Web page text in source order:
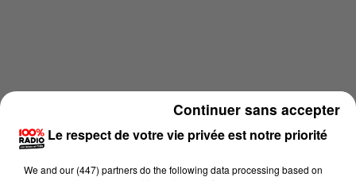
Le respect de votre vie privée est notre priorité
We and our (447) partnersdo the following data processing based on
Continuer sans accepter